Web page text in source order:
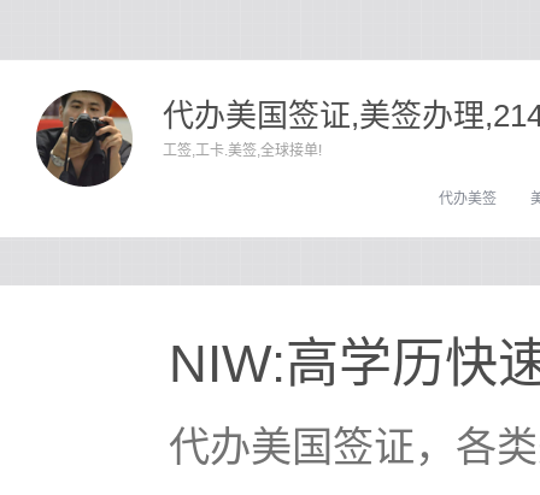
代办美国签证,美签办理
工签,工卡.美签,全球接单!
代办美签
NIW:高学历快
代办美国签证，各